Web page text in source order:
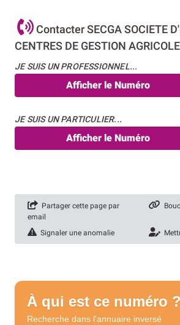
Contacter SECGA SOCIETE
CENTRES DE GESTION
JE SUIS UN PROFESSIONNEL...
Afficher le Numéro
JE SUIS UN PARTICULIER...
Afficher le Numéro
Partager cette page par
email
Signaler une anomalie
À qui est ce numéro ?
Recherche dans l'annuaire inversé